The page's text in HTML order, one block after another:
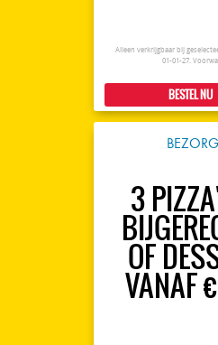
Alleen verkrijgbaar bij
01-01-27.
BESTEL NU
3
OF
VANAF